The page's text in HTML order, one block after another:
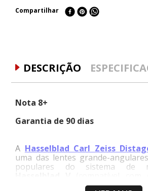
Compartilhar
DESCRIÇÃO
Nota 8+
Garantia de 90 dias
A Hasselblad Carl Zeiss
uma das lentes grande-
populares do sistema de
como 500C, 500C/M, 501CM e